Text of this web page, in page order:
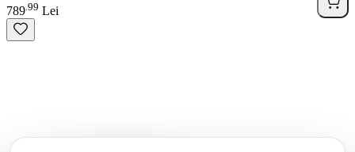
789 99 Lei